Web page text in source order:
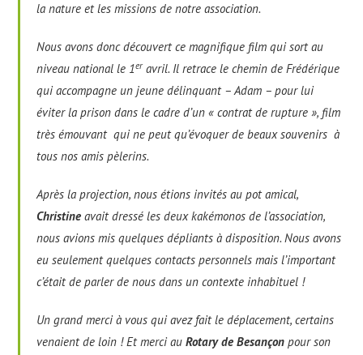
la nature et les missions de notre association.
Nous avons donc découvert ce magnifique film qui sort au
niveau national le 1eravril. Il retrace le chemin de Frédérique
qui accompagne un jeune délinquant – Adam – pour lui
éviter la prison dans le cadre d’un « contrat de rupture », film
très émouvant qui ne peut qu’évoquer de beaux souvenirs à
tous nos amis pèlerins.
Après la projection, nous étions invités au pot amical,
Christineavait dressé les deux kakémonos de l’association,
nous avions mis quelques dépliants à disposition. Nous avons
eu seulement quelques contacts personnels mais l’important
c’était de parler de nous dans un contexte inhabituel !
Un grand merci à vous qui avez fait le déplacement, certains
venaient de loin ! Et merci auRotary de Besançon pour son